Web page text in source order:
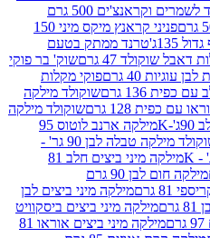
קרם שוקולד לשמרים וקראנצ'ים 500 גרם
פניני קראנץ מיקס מיני 150
ממתק בטעם
גרם
שוק' בר פוקי
פוקי מקלות
שוקולד מילקה
שוקולד מילקה
מילקה ארנב לוטוס 95
שוקולד מילקה טבלה לבן 90 גר' -
מילקה מיני ביצים חלב 81
מילקה חום לבן 90 גרם
מילקה מיני ביצים לבן
מיני ביצים ביסקוויט
מילקה מיני ביצים אוראו 81